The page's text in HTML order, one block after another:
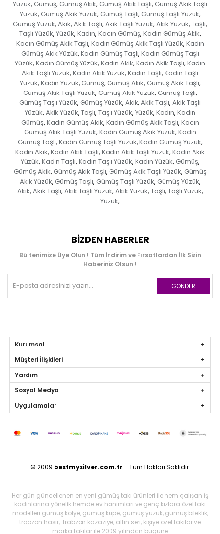
Yüzük, Gümüş, Gümüş Akik, Gümüş Akik Taşlı, Gümüş Akik Taşlı
Yüzük, Gümüş Akik Yüzük, Gümüş Taşlı, Gümüş Taşlı Yüzük,
Gümüş Yüzük, Akik, Akik Taşlı, Akik Taşlı Yüzük, Akik Yüzük, Taşlı,
Taşlı Yüzük, Yüzük, Kadın, Kadın Gümüş, Kadın Gümüş Akik,
Kadın Gümüş Akik Taşlı, Kadın Gümüş Akik Taşlı Yüzük, Kadın
Gümüş Akik Yüzük, Kadın Gümüş Taşlı, Kadın Gümüş Taşlı
Yüzük, Kadın Gümüş Yüzük, Kadın Akik, Kadın Akik Taşlı, Kadın
Akik Taşlı Yüzük, Kadın Akik Yüzük, Kadın Taşlı, Kadın Taşlı
Yüzük, Kadın Yüzük, Gümüş, Gümüş Akik, Gümüş Akik Taşlı,
Gümüş Akik Taşlı Yüzük, Gümüş Akik Yüzük, Gümüş Taşlı,
Gümüş Taşlı Yüzük, Gümüş Yüzük, Akik, Akik Taşlı, Akik Taşlı
Yüzük, Akik Yüzük, Taşlı, Taşlı Yüzük, Yüzük, Kadın, Kadın
Gümüş, Kadın Gümüş Akik, Kadın Gümüş Akik Taşlı, Kadın
Gümüş Akik Taşlı Yüzük, Kadın Gümüş Akik Yüzük, Kadın
Gümüş Taşlı, Kadın Gümüş Taşlı Yüzük, Kadın Gümüş Yüzük,
Kadın Akik, Kadın Akik Taşlı, Kadın Akik Taşlı Yüzük, Kadın Akik
Yüzük, Kadın Taşlı, Kadın Taşlı Yüzük, Kadın Yüzük, Gümüş,
Gümüş Akik, Gümüş Akik Taşlı, Gümüş Akik Taşlı Yüzük, Gümüş
Akik Yüzük, Gümüş Taşlı, Gümüş Taşlı Yüzük, Gümüş Yüzük,
Akik, Akik Taşlı, Akik Taşlı Yüzük, Akik Yüzük, Taşlı, Taşlı Yüzük,
Yüzük,
BIZDEN HABERLER
Bültenimize Üye Olun ! Tüm İndirim ve Fırsatlardan İlk Sizin
Haberiniz Olsun !
GÖNDER
Kurumsal
Müşteri İlişkileri
Yardım
Sosyal Medya
Uygulamalar
© 2009 bestmysilver.com.tr - Tüm Hakları Saklıdır.
Her gün güncellenen en yeni gümüş takı ürünleri ile hem çalışan iş
kadınlarına yönelik hemde ev hanımları ve genç kızlara özel takı
modelleri gümüş kolye, gümüş küpe, gümüş yüzük, gümüş bileklik,
trabzon hasır, trabzon kazaziye, altın seri, kişiye özel takılar ve
marka takılar ile 2009 yılından bugüne